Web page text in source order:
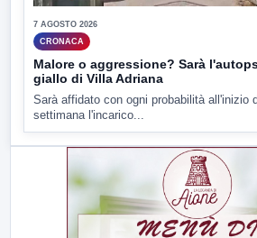
7 AGOSTO 2026
CRONACA
Malore o aggressione? Sarà
giallo di Villa Adriana
Sarà affidato con ogni probabilità all'inizio
settimana l'incarico...